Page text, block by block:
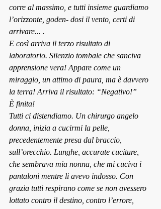
corre al massimo, e tutti insieme guardiamo
l’orizzonte, goden- dosi il vento, certi di
arrivare... .
E così arriva il terzo risultato di
laboratorio. Silenzio tombale che sanciva
apprensione vera! Appare come un
miraggio, un attimo di paura, ma è davvero
la terra! Arriva il risultato: “Negativo!”
È finita!
Tutti ci distendiamo. Un chirurgo angelo
donna, inizia a cucirmi la pelle,
precedentemente presa dal braccio,
sull’orecchio. Lunghe, accurate cuciture,
che sembrava mia nonna, che mi cuciva i
pantaloni mentre li avevo indosso. Con
grazia tutti respirano come se non avessero
lottato contro il destino, contro l’errore,